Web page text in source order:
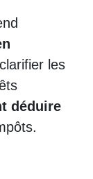
les
déduire